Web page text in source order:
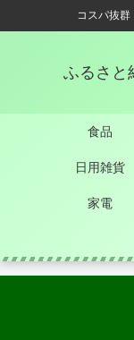
コスパ抜群
ふるさと
食品
日用雑貨
家電